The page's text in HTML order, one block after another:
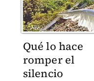
Qué lo hace
romper el
silencio